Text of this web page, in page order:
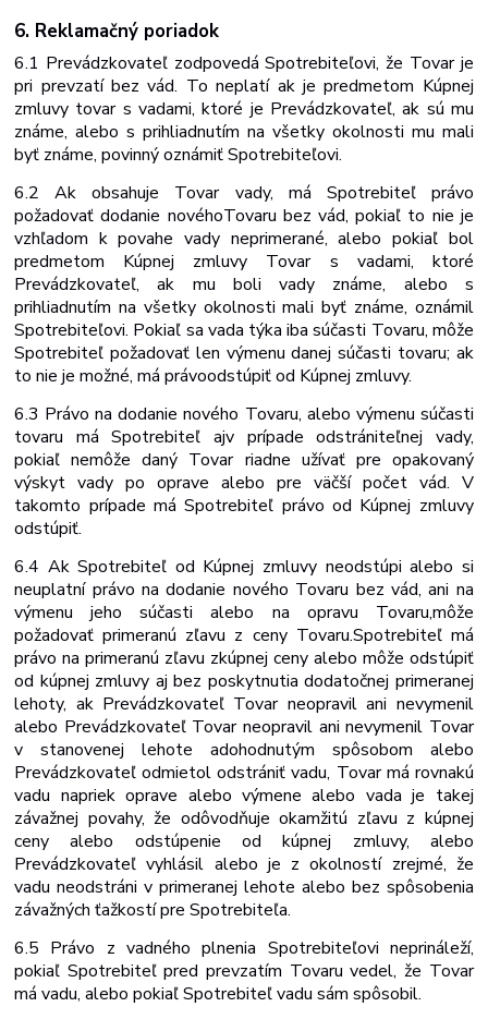
6. Reklamačný poriadok
6.1 Prevádzkovateľ zodpovedá Spotrebiteľovi, že Tovar je
pri prevzatí bez vád. To neplatí ak je predmetom Kúpnej
zmluvy tovar s vadami, ktoré je Prevádzkovateľ, ak sú mu
známe, alebo s prihliadnutím na všetky okolnosti mu mali
byť známe, povinný oznámiť Spotrebiteľovi.
6.2 Ak obsahuje Tovar vady, má Spotrebiteľ právo
požadovať dodanie novéhoTovaru bez vád, pokiaľ to nie je
vzhľadom k povahe vady neprimerané, alebo pokiaľ bol
predmetom Kúpnej zmluvy Tovar s vadami, ktoré
Prevádzkovateľ, ak mu boli vady známe, alebo s
prihliadnutím na všetky okolnosti mali byť známe, oznámil
Spotrebiteľovi. Pokiaľ sa vada týka iba súčasti Tovaru, môže
Spotrebiteľ požadovať len výmenu danej súčasti tovaru; ak
to nie je možné, má právoodstúpiť od Kúpnej zmluvy.
6.3 Právo na dodanie nového Tovaru, alebo výmenu súčasti
tovaru má Spotrebiteľ ajv prípade odstrániteľnej vady,
pokiaľ nemôže daný Tovar riadne užívať pre opakovaný
výskyt vady po oprave alebo pre väčší počet vád. V
takomto prípade má Spotrebiteľ právo od Kúpnej zmluvy
odstúpiť.
6.4 Ak Spotrebiteľ od Kúpnej zmluvy neodstúpi alebo si
neuplatní právo na dodanie nového Tovaru bez vád, ani na
výmenu jeho súčasti alebo na opravu Tovaru,môže
požadovať primeranú zľavu z ceny Tovaru.Spotrebiteľ má
právo na primeranú zľavu zkúpnej ceny alebo môže odstúpiť
od kúpnej zmluvy aj bez poskytnutia dodatočnej primeranej
lehoty, ak Prevádzkovateľ Tovar neopravil ani nevymenil
alebo Prevádzkovateľ Tovar neopravil aninevymenil Tovar
vstanovenej lehote adohodnutým spôsobom alebo
Prevádzkovateľ odmietol odstrániť vadu, Tovar má rovnakú
vadu napriek oprave alebo výmene alebo vada je takej
závažnej povahy, že odôvodňuje okamžitú zľavu z kúpnej
ceny alebo odstúpenie od kúpnej zmluvy, alebo
Prevádzkovateľ vyhlásil alebo je z okolností zrejmé, že
vadu neodstráni v primeranej lehote alebo bez spôsobenia
závažných ťažkostí pre Spotrebiteľa.
6.5 Právo z vadného plnenia Spotrebiteľovi neprináleží,
pokiaľ Spotrebiteľ pred prevzatím Tovaru vedel, že Tovar
má vadu, alebo pokiaľ Spotrebiteľ vadu sámspôsobil.